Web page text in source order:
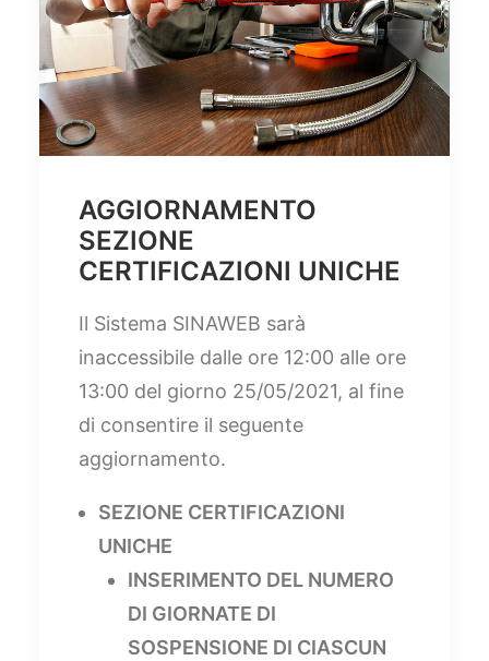
AGGIORNAMENTO
SEZIONE
CERTIFICAZIONI UNICHE
Il Sistema SINAWEB sarà
inaccessibile dalle ore 12:00 alle ore
13:00 del giorno 25/05/2021, al fine
di consentire il seguente
aggiornamento.
SEZIONE CERTIFICAZIONI
UNICHE
INSERIMENTO DEL NUMERO
DI GIORNATE DI
SOSPENSIONE DI CIASCUN